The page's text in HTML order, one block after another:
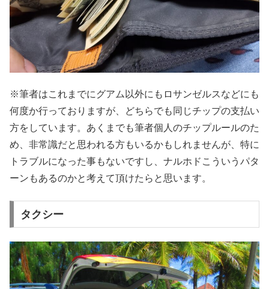
※筆者はこれまでにグアム以外にもロサンゼルスなどにも
何度か行っておりますが、どちらでも同じチップの支払い
方をしています。あくまでも筆者個人のチップルールのた
め、非常識だと思われる方もいるかもしれませんが、特に
トラブルになった事もないですし、ナルホドこういうパタ
ーンもあるのかと考えて頂けたらと思います。
タクシー